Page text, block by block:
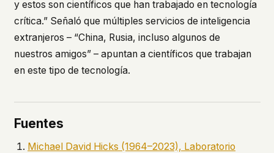
y estos son científicos que han trabajado en tecnología
crítica.” Señaló que múltiples servicios de inteligencia
extranjeros – “China, Rusia, incluso algunos de
nuestros amigos” – apuntan a científicos que trabajan
en este tipo de tecnología.
Fuentes
Michael David Hicks (1964–2023), Laboratorio